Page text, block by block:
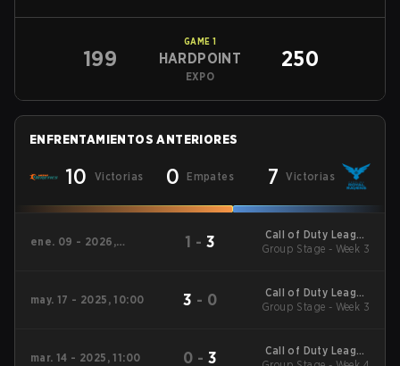
199
GAME 1
HARDPOINT
EXPO
250
ENFRENTAMIENTOS ANTERIORES
10 Victorias 0 Empates 7 Victorias
ene. 09 - 2026,
1 - 3
Call of Duty League
2026 Regular Season
Group Stage - Week 3
may. 17 - 2025, 10:00 3 - 0
Call of Duty League
2025 Regular Season
Group Stage - Week 3
mar. 14 - 2025, 11:00 0 - 3
Call of Duty League